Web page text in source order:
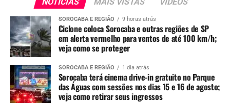
WHATSAPP
UP NEXT
Paciente é conduzida para delegacia após ofensas racistas
contra enfemeiro em UPA do Éden, em Sorocaba
NÃO PERCA
Vídeo: Homens usam caminhão para evitar tragédia e
salvam vida de jovem em passarela no Jd. Tatiana em
Sorocaba
SOROCABA E REGIÃO 9 horas atrás
Ciclone coloca Sorocaba e outras regiões de SP
em alerta vermelho para ventos de até 100 km/h;
veja como se proteger
SOROCABA E REGIÃO 1 dia atrás
Sorocaba terá cinema drive-in gratuito no Parque
das Águas com sessões nos dias 15 e 16 de agosto;
veja como retirar seus ingressos